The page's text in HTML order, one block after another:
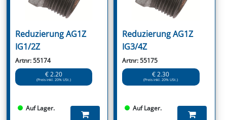
Reduzierung AG1Z
IG1/2Z
Artnr: 55174
€ 2.20
(Preis inkl. 20% USt.)
Auf Lager.
Reduzierung AG1Z
IG3/4Z
Artnr: 55175
€ 2.30
(Preis inkl. 20% USt.)
Auf Lager.